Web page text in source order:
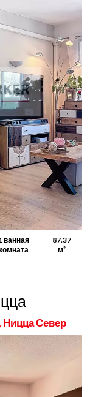
ванная
87.37
м²
Ницца Север